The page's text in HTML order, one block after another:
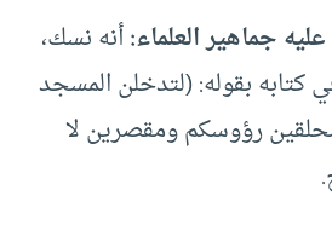
جماهير العلماء:أنه نسك،
كتابه بقوله: (لتدخلن المسجد
رؤوسكم ومقصرين لا